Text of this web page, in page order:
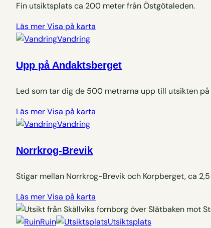
Fin utsiktsplats ca 200 meter från Östgötaleden.
Läs merVisa på karta
Vandring
Upp på Andaktsberget
Led som tar dig de 500 metrarna upp till utsikten
Läs merVisa på karta
Vandring
Norrkrog-Brevik
Stigar mellan Norrkrog-Brevik och Korpberget, ca
Läs merVisa på karta
Ruin Utsiktsplats